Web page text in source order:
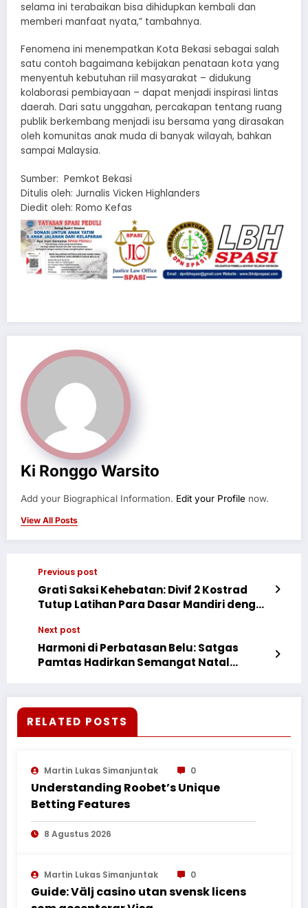
selama ini terabaikan bisa dihidupkan kembali dan
memberi manfaat nyata,” tambahnya.
Fenomena ini menempatkan Kota Bekasi sebagai salah
satu contoh bagaimana kebijakan penataan kota yang
menyentuh kebutuhan riil masyarakat – didukung
kolaborasi pembiayaan – dapat menjadi inspirasi lintas
daerah. Dari satu unggahan, percakapan tentang ruang
publik berkembang menjadi isu bersama yang dirasakan
oleh komunitas anak muda di banyak wilayah, bahkan
sampai Malaysia.
Sumber: Pemkot Bekasi
Ditulis oleh: Jurnalis Vicken Highlanders
Diedit oleh: Romo Kefas
Ki Ronggo Warsito
Add your Biographical Information. Edit your Profile now.
View All Posts
Previous post
Grati Saksi Kehebatan: Divif 2 Kostrad
Tutup Latihan Para Dasar Mandiri dengan
Next post
Harmoni di Perbatasan Belu: Satgas
Pamtas Hadirkan Semangat Natal
RELATED POSTS
Martin Lukas Simanjuntak 0
Understanding Roobet’s Unique
Betting Features
8 Agustus 2026
Martin Lukas Simanjuntak 0
Guide: Välj casino utan svensk licens